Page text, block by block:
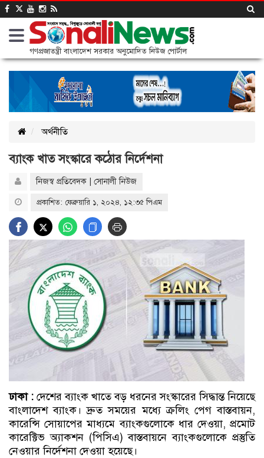
গণপ্রজাতন্ত্রী বাংলাদেশ সরকার অনুমোদিত নিউজ পোর্টাল
অর্থনীতি
ব্যাংক খাত সংস্কারে কঠোর নির্দেশনা
নিজস্ব প্রতিবেদক | সোনালী নিউজ
প্রকাশিত: ফেব্রুয়ারি ১, ২০২৪, ১২:৩৫ পিএম
ঢাকা : দেশের ব্যাংক খাতে বড় ধরনের সংস্কারের সিদ্ধান্ত নিয়েছে
বাংলাদেশ ব্যাংক। দ্রুত সময়ের মধ্যে ক্রলিং পেগ বাস্তবায়ন,
কারেন্সি সোয়াপের মাধ্যমে ব্যাংকগুলোকে ধার দেওয়া, প্রমোট
কারেক্টিভ অ্যাকশন (পিসিএ) বাস্তবায়নে ব্যাংকগুলোকে প্রস্তুতি
নেওয়ার নির্দেশনা দেওয়া হয়েছে।